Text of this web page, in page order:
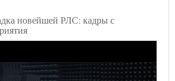
новейшей РЛС: кадры с